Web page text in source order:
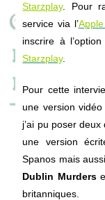
Starzplay. Pour
service via l’
inscrire à l’option
Starzplay.
Pour cette
une version
j’ai pu poser
une version
Spanos mais
Dublin Murders
britanniques.